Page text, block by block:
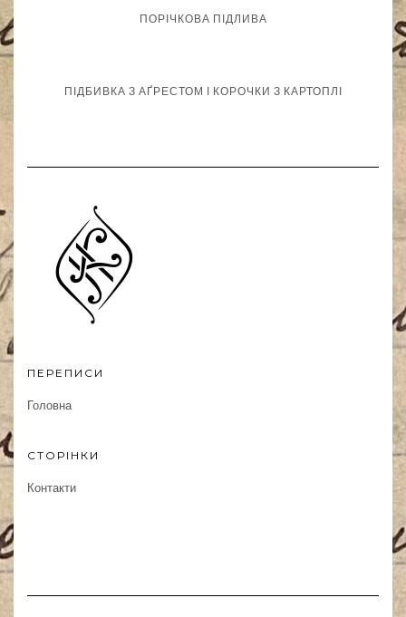
ПОРІЧКОВА ПІДЛИВА
ПІДБИВКА З АҐРЕСТОМ І КОРОЧКИ З КАРТОПЛІ
ПЕРЕПИСИ
Головна
СТОРІНКИ
Контакти